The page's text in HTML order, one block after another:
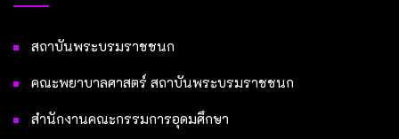
สถาบันพระบรมราชชนก
คณะพยาบาลศาสตร์ สถาบันพระบรมราชชนก
สำนักงานคณะกรรมการอุดมศึกษา